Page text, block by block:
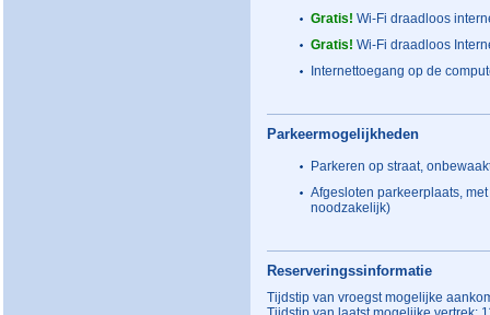
Gratis! Wi-Fi draadloos
Gratis! Wi-Fi draadloos
Internettoegang op de
Parkeermogelijkheden
Parkeren op straat,
Afgesloten parkeerplaats,
noodzakelijk)
Reserveringssinformatie
Tijdstip van vroegst mogelijke